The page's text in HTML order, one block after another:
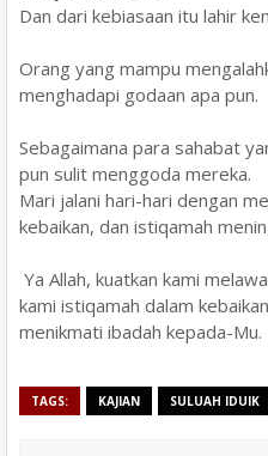
Dan dari kebiasaan itu lahir
Orang yang mampu
menghadapi godaan apa pun.
Sebagaimana para sahabat
pun sulit menggoda mereka.
Mari jalani hari-hari dengan
kebaikan, dan istiqamah
Ya Allah, kuatkan kami
kami istiqamah dalam
menikmati ibadah kepada-Mu.
TAGS: KAJIAN SULUAH IDUIK